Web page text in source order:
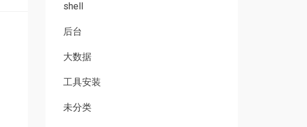
shell
后台
大数据
工具安装
未分类